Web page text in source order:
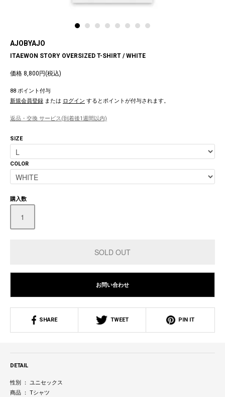
AJOBYAJO
ITAEWON STORY OVERSIZED T-SHIRT / WHITE
価格 8,800円(税込)
88 ポイント付与
新規会員登録 または ログイン するとポイントが付与されます。
返品・交換 サービス(到着後1週間以内)
SIZE
COLOR
購入数
お問い合わせ
SHARE TWEET PIN IT
DETAIL
性別 ： ユニセックス
商品 ： Tシャツ